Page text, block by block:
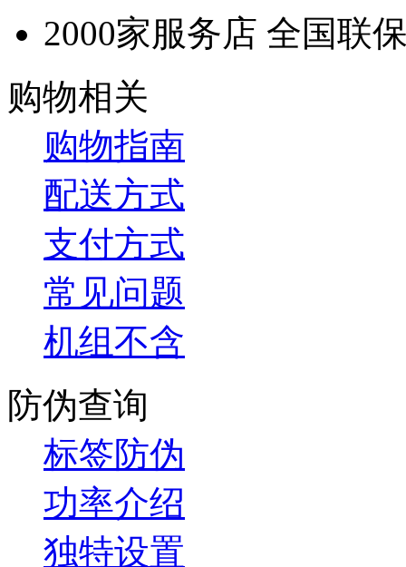
2000家服务店 全国联
购物相关
购物指南
配送方式
支付方式
常见问题
机组不含
防伪查询
标签防伪
功率介绍
独特设置